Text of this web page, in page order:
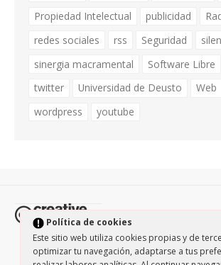
Política de cookies
Este sitio web utiliza cookies propias y de
optimizar tu navegación, adaptarse a tus
Propiedad Intelectual
publicidad
redes sociales
rss Seguridad
sinergia macramental
Software Libre
twitter
Universidad de Deusto Web
wordpress
youtube
Todos los contenidos
protegidos por la licencia Creative
NonCommercial-ShareAlike 3.0. / Política